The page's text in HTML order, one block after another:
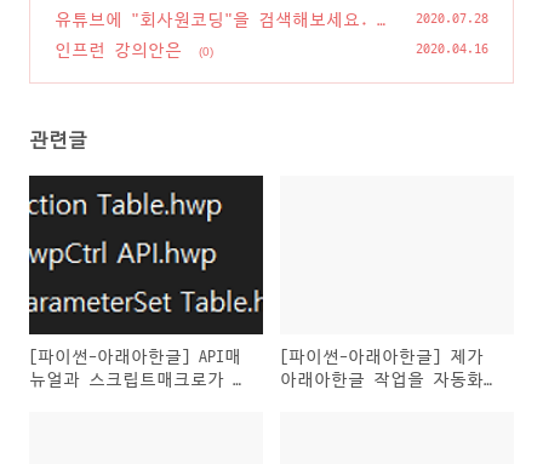
업을 자동화하는 요령은..
(8)
유튜브에 "회사원코딩"을 검색해보세요.
(0)
2020.07.28
인프런 강의안은 (0) 2020.04.16
관련글
[파이썬-아래아한글] API매
뉴얼과 스크립트매크로가 다
[파이썬-아래아한글] 제가
아래아한글 작업을 자동화하